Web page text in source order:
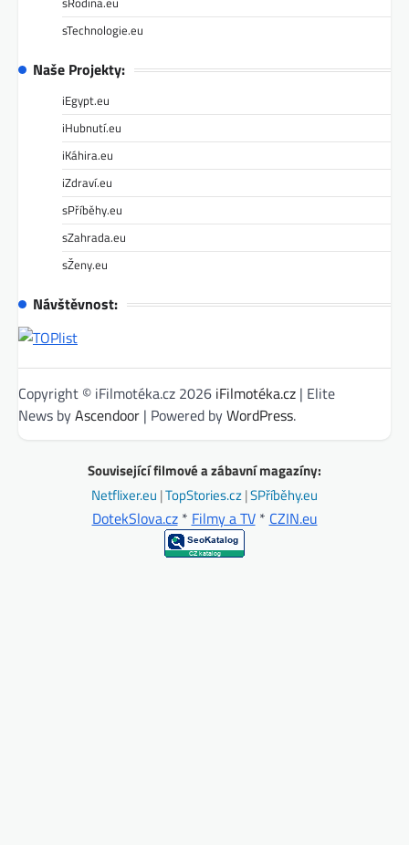
sTechnologie.eu
Naše Projekty:
iEgypt.eu
iHubnutí.eu
iKáhira.eu
iZdraví.eu
sPříběhy.eu
sZahrada.eu
sŽeny.eu
Návštěvnost:
Copyright © iFilmotéka.cz 2026 iFilmotéka.cz | Elite
News byAscendoor | Powered byWordPress.
Související filmové a zábavní magazíny:
Netflixer.eu |TopStories.cz|SPříběhy.eu
DotekSlova.cz* Filmy a TV* CZIN.eu